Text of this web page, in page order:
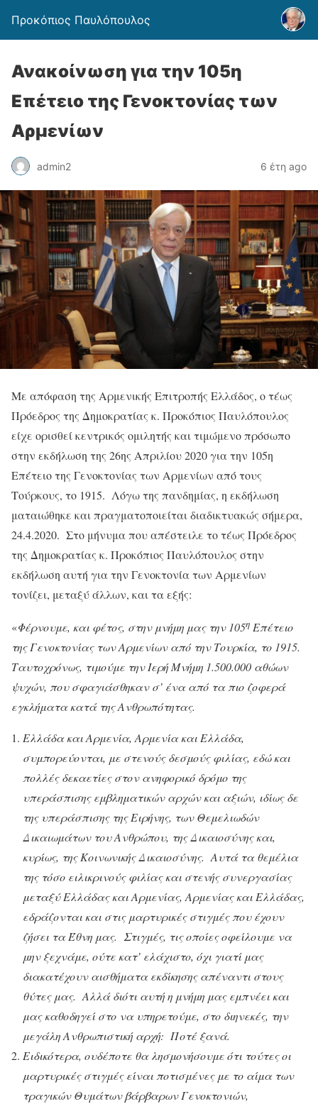
Προκόπιος Παυλόπουλος
Ανακοίνωση για την 105η
Επέτειο της Γενοκτονίας των
Αρμενίων
admin2 6 έτη ago
Με απόφαση της Αρμενικής Επιτροπής Ελλάδος, ο τέως
Πρόεδρος της Δημοκρατίας κ. Προκόπιος Παυλόπουλος
είχε ορισθεί κεντρικός ομιλητής και τιμώμενο πρόσωπο
στην εκδήλωση της 26ης Απριλίου 2020 για την 105η
Επέτειο της Γενοκτονίας των Αρμενίων από τους
Τούρκους, το 1915. Λόγω της πανδημίας, η εκδήλωση
ματαιώθηκε και πραγματοποιείται διαδικτυακώς σήμερα,
24.4.2020. Στο μήνυμα που απέστειλε το τέως Πρόεδρος
της Δημοκρατίας κ. Προκόπιος Παυλόπουλος στην
εκδήλωση αυτή για την Γενοκτονία των Αρμενίων
τονίζει, μεταξύ άλλων, και τα εξής:
«Φέρνουμε, και φέτος, στην μνήμη μας την 105η Επέτειο
της Γενοκτονίας των Αρμενίων από την Τουρκία, το 1915.
Ταυτοχρόνως, τιμούμε την Ιερή Μνήμη 1.500.000 αθώων
ψυχών, που σφαγιάσθηκαν σ’ ένα από τα πιο ζοφερά
εγκλήματα κατά της Ανθρωπότητας.
Ελλάδα και Αρμενία, Αρμενία και Ελλάδα,
συμπορεύονται, με στενούς δεσμούς φιλίας, εδώ και
πολλές δεκαετίες στον ανηφορικό δρόμο της
υπεράσπισης εμβληματικών αρχών και αξιών, ιδίως δε
της υπεράσπισης της Ειρήνης, των Θεμελιωδών
Δικαιωμάτων του Ανθρώπου, της Δικαιοσύνης και,
κυρίως, της Κοινωνικής Δικαιοσύνης. Αυτά τα θεμέλια
της τόσο ειλικρινούς φιλίας και στενής συνεργασίας
μεταξύ Ελλάδας και Αρμενίας, Αρμενίας και Ελλάδας,
εδράζονται και στις μαρτυρικές στιγμές που έχουν
ζήσει τα Έθνη μας. Στιγμές, τις οποίες οφείλουμε να
μην ξεχνάμε, ούτε κατ’ ελάχιστο, όχι γιατί μας
διακατέχουν αισθήματα εκδίκησης απέναντι στους
θύτες μας. Αλλά διότι αυτή η μνήμη μας εμπνέει και
μας καθοδηγεί στο να υπηρετούμε, στο διηνεκές, την
μεγάλη Ανθρωπιστική αρχή: Ποτέ ξανά.
Ειδικότερα, ουδέποτε θα λησμονήσουμε ότι τούτες οι
μαρτυρικές στιγμές είναι ποτισμένες με το αίμα των
τραγικών Θυμάτων βάρβαρων Γενοκτονιών,